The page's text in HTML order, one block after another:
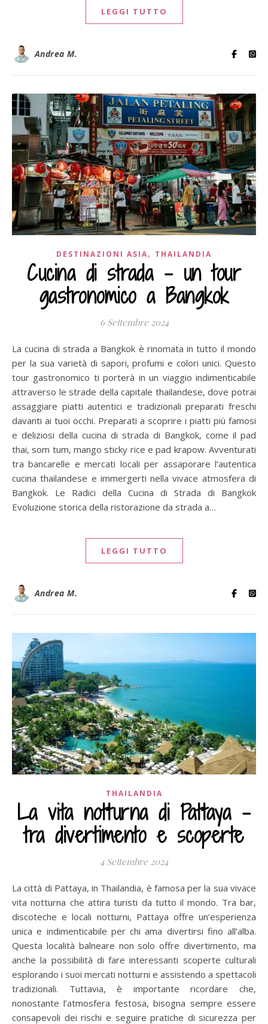
LEGGI TUTTO
Andrea M.
DESTINAZIONI ASIA, THAILANDIA
Cucina di strada – un tour
gastronomico a Bangkok
6 Settembre 2024
La cucina di strada a Bangkok è rinomata in tutto il mondo
per la sua varietà di sapori, profumi e colori unici. Questo
tour gastronomico ti porterà in un viaggio indimenticabile
attraverso le strade della capitale thailandese, dove potrai
assaggiare piatti autentici e tradizionali preparati freschi
davanti ai tuoi occhi. Preparati a scoprire i piatti più famosi
e deliziosi della cucina di strada di Bangkok, come il pad
thai, som tum, mango sticky rice e pad krapow. Avventurati
tra bancarelle e mercati locali per assaporare l’autentica
cucina thailandese e immergerti nella vivace atmosfera di
Bangkok. Le Radici della Cucina di Strada di Bangkok
Evoluzione storica della ristorazione da strada a…
LEGGI TUTTO
Andrea M.
THAILANDIA
La vita notturna di Pattaya –
tra divertimento e scoperte
4 Settembre 2024
La città di Pattaya, in Thailandia, è famosa per la sua vivace
vita notturna che attira turisti da tutto il mondo. Tra bar,
discoteche e locali notturni, Pattaya offre un’esperienza
unica e indimenticabile per chi ama divertirsi fino all’alba.
Questa località balneare non solo offre divertimento, ma
anche la possibilità di fare interessanti scoperte culturali
esplorando i suoi mercati notturni e assistendo a spettacoli
tradizionali. Tuttavia, è importante ricordare che,
nonostante l’atmosfera festosa, bisogna sempre essere
consapevoli dei rischi e seguire pratiche di sicurezza per